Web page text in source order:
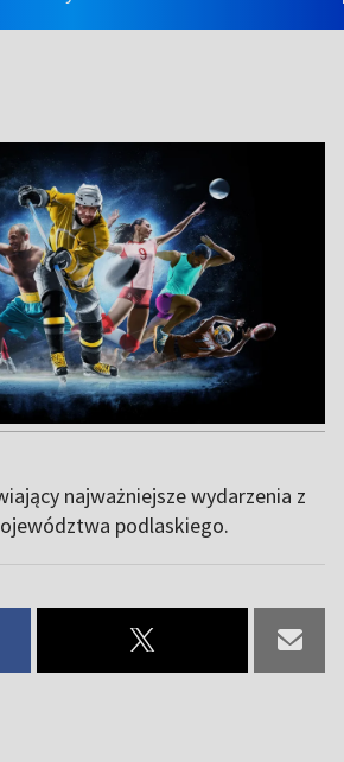
najważniejsze wydarzenia z
podlaskiego.